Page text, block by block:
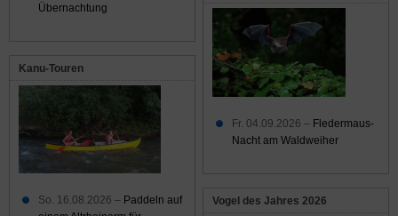
Fr. 04.09.2026 – Fledermaus-
Nacht am Waldweiher
Vogel des Jahres 2026
Übernachtung
Kanu-Touren
So. 16.08.2026 – Paddeln auf